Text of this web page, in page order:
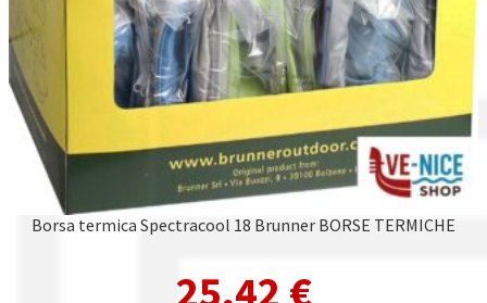
Borsa termica Spectracool 18 Brunner BORSE TERMICHE
25,42 €